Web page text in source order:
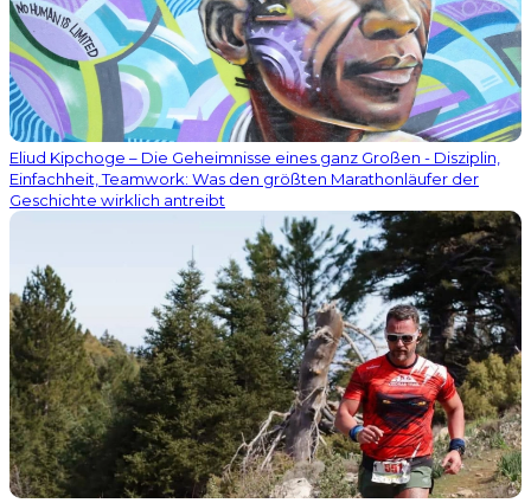
Eliud Kipchoge – Die Geheimnisse eines ganz Großen - Disziplin,
Einfachheit, Teamwork: Was den größten Marathonläufer der
Geschichte wirklich antreibt